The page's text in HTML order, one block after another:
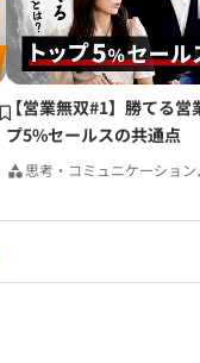
【営業無双#1】勝てる営
プ5%セールスの共通点
思考・コミュニケーション